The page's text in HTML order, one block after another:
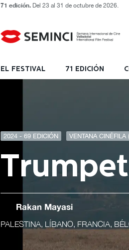
71 edición. Del 23 al 31 de octubre de 2026.
EL FESTIVAL 71 EDICIÓN
2024 - 69 EDICIÓN VENTANA CINÉFILA
Rakan Mayasi
PALESTINA, LÍBANO, FRANCIA,